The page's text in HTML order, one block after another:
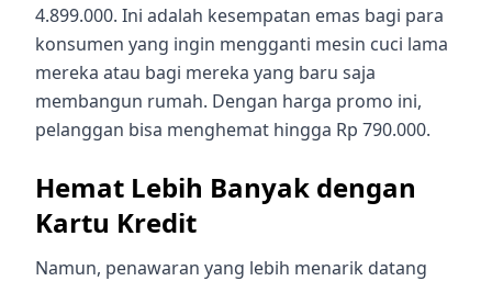
4.899.000. Ini adalah kesempatan emas bagi para
konsumen yang ingin mengganti mesin cuci lama
mereka atau bagi mereka yang baru saja
membangun rumah. Dengan harga promo ini,
pelanggan bisa menghemat hingga Rp 790.000.
Hemat Lebih Banyak dengan
Kartu Kredit
Namun, penawaran yang lebih menarik datang